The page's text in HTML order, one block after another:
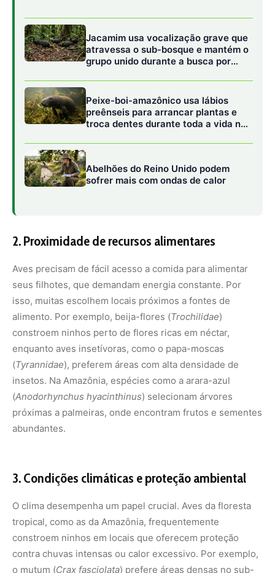
2. Proximidade de recursos alimentares
Aves precisam de fácil acesso a comida para alimentar
seus filhotes, que demandam energia constante. Por
isso, muitas escolhem locais próximos a fontes de
alimento. Por exemplo, beija-flores (Trochilidae)
constroem ninhos perto de flores ricas em néctar,
enquanto aves insetívoras, como o papa-moscas
Tyrannidae), preferem áreas com alta densidade de
insetos. Na Amazônia, espécies como a arara-azul
próximas a palmeiras, onde encontram frutos e sementes
3. Condições climáticas e proteção ambiental
O clima desempenha um papel crucial. Aves da floresta
tropical, como as da Amazônia, frequentemente
constroem ninhos em locais que oferecem proteção
contra chuvas intensas ou calor excessivo. Por exemplo,
o mutum (Crax fasciolata) prefere áreas densas no sub-
bosque, onde a copa das árvores bloqueia chuvas fortes.
Já espécies como o gavião-real (Harpia harpyja)
constroem ninhos enormes no topo de árvores
emergentes, aproveitando a ventilação e a exposição ao